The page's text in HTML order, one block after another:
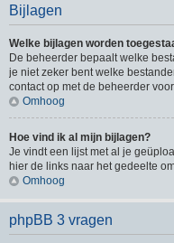
Bijlagen
Welke bijlagen worden
De beheerder bepaalt welke
je niet zeker bent welke
contact op met de beheerder
Omhoog
Hoe vind ik al mijn bijlagen?
Je vindt een lijst met al je
hier de links naar het gedeelte
Omhoog
phpBB 3 vragen